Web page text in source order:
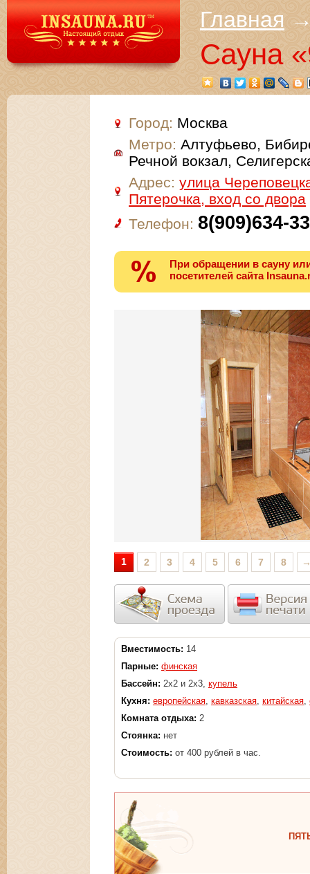
Главная
Сауна
Город: Москва
Метро: Алтуфьево,
Речной вокзал,
Адрес: улица
Пятерочка, вход со двора
Телефон: 8(909)634-
При обращении в сауну
посетителей сайта
1 2 3 4 5 6 7 8
Вместимость: 14
Парные: финская
Бассейн: 2х2 и 2х3, купель
Кухня: европейская, кавказская, китайская,
Комната отдыха: 2
Стоянка: нет
Стоимость: от 400 рублей в час.